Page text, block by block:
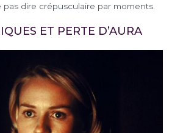
dire crépusculaire par moments.
ET PERTE D’AURA